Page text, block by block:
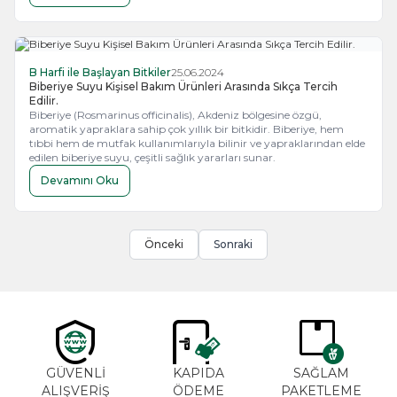
B Harfi ile Başlayan Bitkiler25.06.2024
Biberiye Suyu Kişisel Bakım Ürünleri Arasında Sıkça Tercih
Edilir.
Biberiye (Rosmarinus officinalis), Akdeniz bölgesine özgü,
aromatik yapraklara sahip çok yıllık bir bitkidir. Biberiye, hem
tıbbi hem de mutfak kullanımlarıyla bilinir ve yapraklarından elde
edilen biberiye suyu, çeşitli sağlık yararları sunar.
Devamını Oku
Önceki Sonraki
GÜVENLİ
ALIŞVERİŞ
KAPIDA
ÖDEME
SAĞLAM
PAKETLEME